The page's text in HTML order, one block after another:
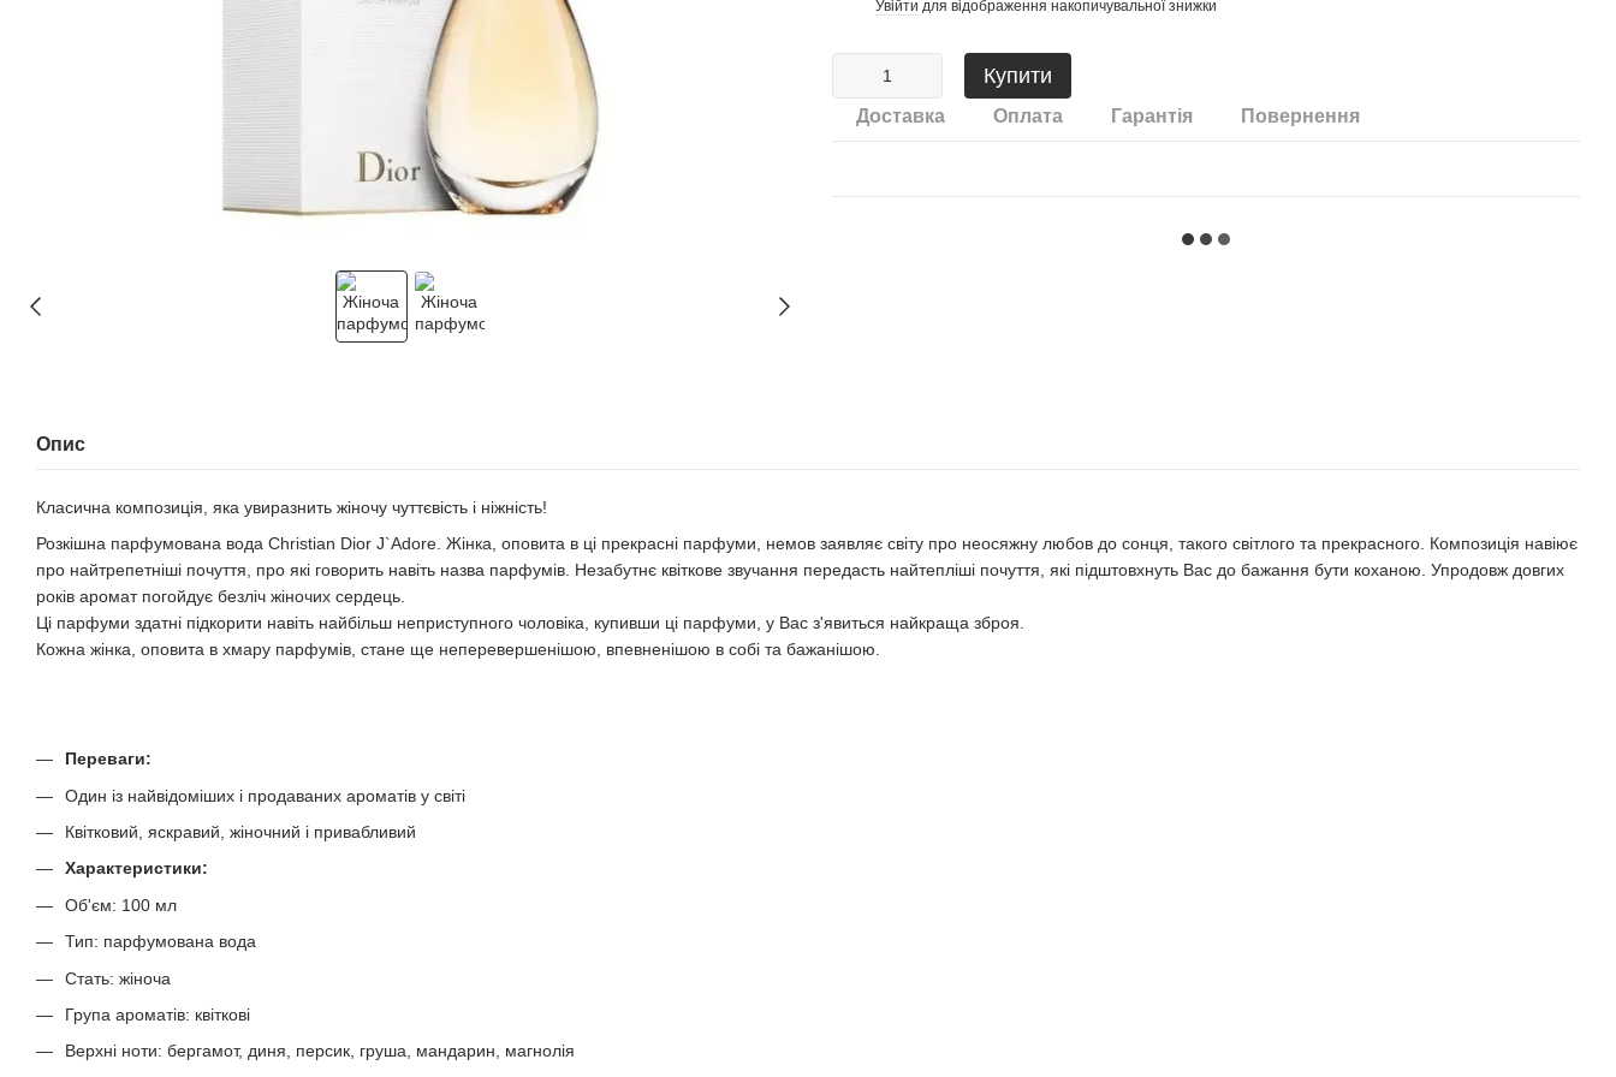
Увійти для відображення накопичувальної знижки
Купити
Доставка Оплата Гарантія Повернення
Опис
Класична композиція, яка увиразнить жіночу чуттєвість і ніжність!
Розкішна парфумована вода Christіаn Dior J`Adоre. Жінка, оповита в ці прекрасні парфуми, немов заявляє світу про неосяжну любов до сонця, такого світлого та прекрасного. Композиція навіює
про найтрепетніші почуття, про які говорить навіть назва парфумів. Незабутнє квіткове звучання передасть найтепліші почуття, які підштовхнуть Вас до бажання бути коханою. Упродовж довгих
років аромат погойдує безліч жіночих сердець.
Ці парфуми здатні підкорити навіть найбільш неприступного чоловіка, купивши ці парфуми, у Вас з'явиться найкраща зброя.
Кожна жінка, оповита в хмару парфумів, стане ще неперевершенішою, впевненішою в собі та бажанішою.
Переваги:
Один із найвідоміших і продаваних ароматів у світі
Квітковий, яскравий, жіночний і привабливий
Характеристики:
Об'єм: 100 мл
Тип: парфумована вода
Стать: жіноча
Група ароматів: квіткові
Верхні ноти: бергамот, диня, персик, груша, мандарин, магнолія